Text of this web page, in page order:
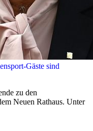
Gäste sind
zu den
Neuen Rathaus. Unter